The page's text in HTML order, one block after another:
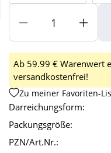
Ab 59.99 € Warenwert
versandkostenfrei!
Zu meiner Favoriten-
Darreichungsform:
Packungsgröße:
PZN/Art.Nr.: